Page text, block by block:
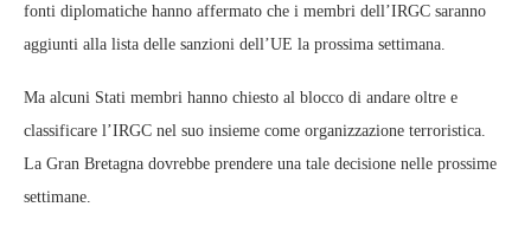
fonti diplomatiche hanno affermato che i membri dell’IRGC saranno
aggiunti alla lista delle sanzioni dell’UE la prossima settimana.
Ma alcuni Stati membri hanno chiesto al blocco di andare oltre e
classificare l’IRGC nel suo insieme come organizzazione terroristica.
La Gran Bretagna dovrebbe prendere una tale decisione nelle prossime
settimane.